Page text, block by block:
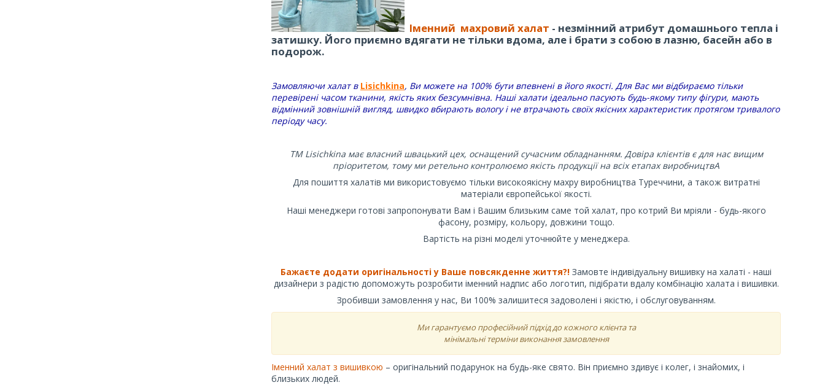
Іменний махровий халат - незмінний атрибут домашнього тепла і
затишку. Його приємно вдягати не тільки вдома, але і брати з собою в лазню, басейн або в
подорож.
Замовляючи халат в Lisichkina, Ви можете на 100% бути впевнені в його якості. Для Вас ми відбираємо тільки
перевірені часом тканини, якість яких безсумнівна. Наші халати ідеально пасують будь-якому типу фігури, мають
відмінний зовнішній вигляд, швидко вбирають вологу і не втрачають своїх якісних характеристик протягом тривалого
періоду часу.
ТМ Lisichkina має власний швацький цех, оснащений сучасним обладнанням. Довіра клієнтів є для нас вищим
пріоритетом, тому ми ретельно контролюємо якість продукції на всіх етапах виробництвА
Для пошиття халатів ми використовуємо тільки високоякісну махру виробництва Туреччини, а також витратні
матеріали європейської якості.
Наші менеджери готові запропонувати Вам і Вашим близьким саме той халат, про котрий Ви мріяли - будь-якого
фасону, розміру, кольору, довжини тощо.
Вартість на різні моделі уточнюйте у менеджера.
Бажаєте додати оригінальності у Ваше повсякденне життя?! Замовте індивідуальну вишивку на халаті - наші
дизайнери з радістю допоможуть розробити іменний надпис або логотип, підібрати вдалу комбінацію халата і вишивки.
Зробивши замовлення у нас, Ви 100% залишитеся задоволені і якістю, і обслуговуванням.
Ми гарантуємо професійний підхід до кожного клієнта та
мінімальні терміни виконання замовлення
Іменний халат з вишивкою – оригінальний подарунок на будь-яке свято. Він приємно здивує і колег, і знайомих, і
близьких людей.